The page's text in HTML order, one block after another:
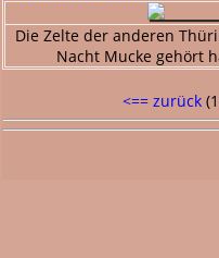
Die Zelte der anderen
Nacht Mucke gehört
<== zurück